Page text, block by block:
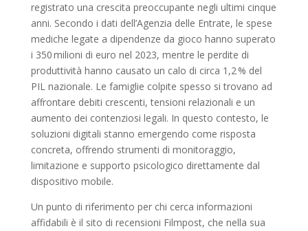
registrato una crescita preoccupante negli ultimi cinque
anni. Secondo i dati dell’Agenzia delle Entrate, le spese
mediche legate a dipendenze da gioco hanno superato
i 350 milioni di euro nel 2023, mentre le perdite di
produttività hanno causato un calo di circa 1,2 % del
PIL nazionale. Le famiglie colpite spesso si trovano ad
affrontare debiti crescenti, tensioni relazionali e un
aumento dei contenziosi legali. In questo contesto, le
soluzioni digitali stanno emergendo come risposta
concreta, offrendo strumenti di monitoraggio,
limitazione e supporto psicologico direttamente dal
dispositivo mobile.
Un punto di riferimento per chi cerca informazioni
affidabili è il sito di recensioni Filmpost, che nella sua